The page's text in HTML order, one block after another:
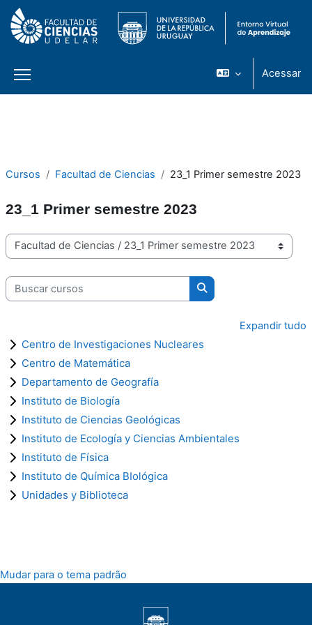
Painel lateral
Acessar
Cursos Facultad de Ciencias 23_1 Primer semestre 2023
23_1 Primer semestre 2023
Categorias de Cursos
Buscar cursos
Buscar cursos
Expandir tudo
Centro de Investigaciones Nucleares
Centro de Matemática
Departamento de Geografía
Instituto de Biología
Instituto de Ciencias Geológicas
Instituto de Ecología y Ciencias Ambientales
Instituto de Física
Instituto de Química BIológica
Unidades y Biblioteca
Mudar para o tema padrão